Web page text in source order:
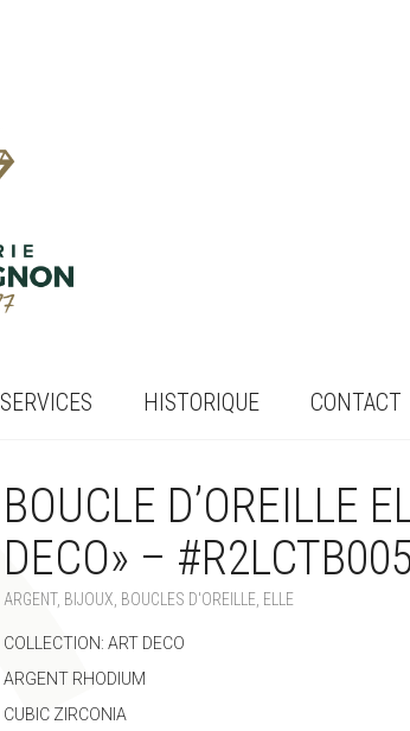
SERVICES HISTORIQUE CONTACT
BOUCLE D’OREILLE
DECO» –
ARGENT, BIJOUX BOUCLES D'OREILLE ELLE
COLLECTION: ART DECO
ARGENT RHODIUM
CUBIC ZIRCONIA